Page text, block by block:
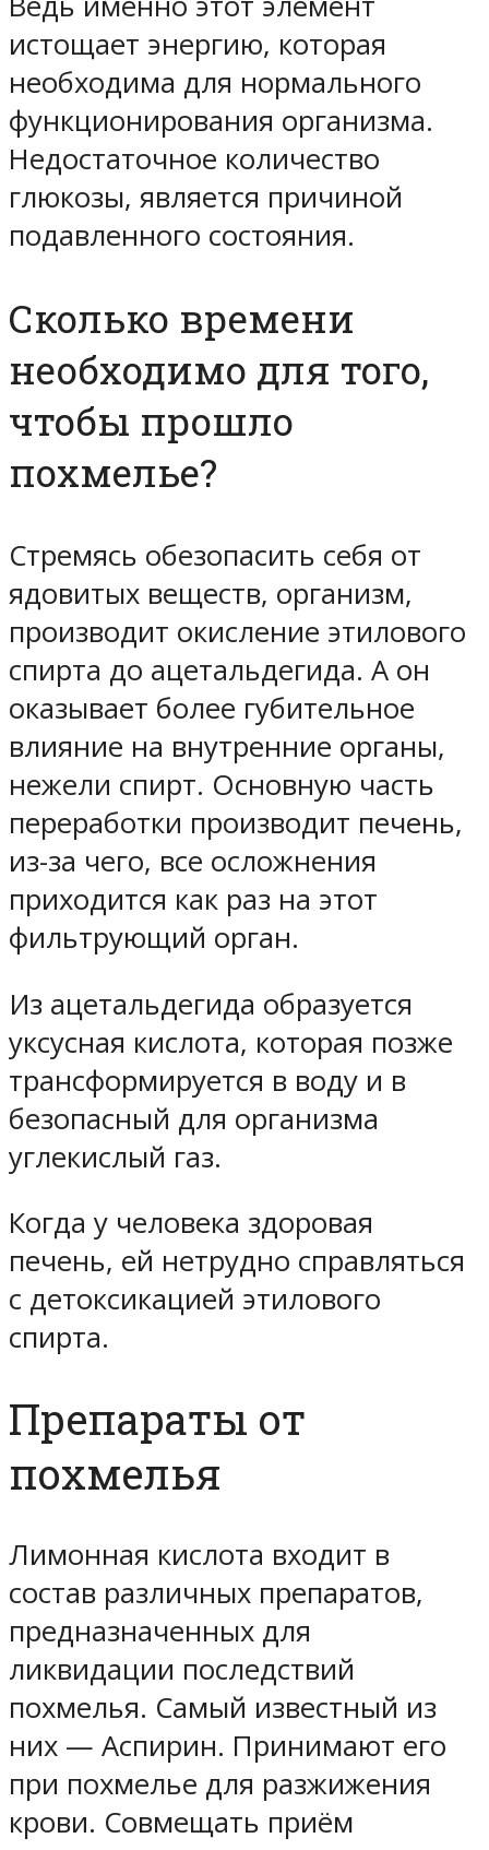
истощает энергию, которая
необходима для нормального
функционирования организма.
Недостаточное количество
глюкозы, является причиной
подавленного состояния.
Сколько времени
необходимо для того,
чтобы прошло
похмелье?
Стремясь обезопасить себя от
ядовитых веществ, организм,
производит окисление этилового
спирта до ацетальдегида. А он
оказывает более губительное
влияние на внутренние органы,
нежели спирт. Основную часть
переработки производит печень,
из-за чего, все осложнения
приходится как раз на этот
фильтрующий орган.
Из ацетальдегида образуется
уксусная кислота, которая позже
трансформируется в воду и в
безопасный для организма
углекислый газ.
Когда у человека здоровая
печень, ей нетрудно справляться
с детоксикацией этилового
спирта.
Препараты от
похмелья
Лимонная кислота входит в
состав различных препаратов,
предназначенных для
ликвидации последствий
похмелья. Самый известный из
них — Аспирин. Принимают его
при похмелье для разжижения
крови. Совмещать приём